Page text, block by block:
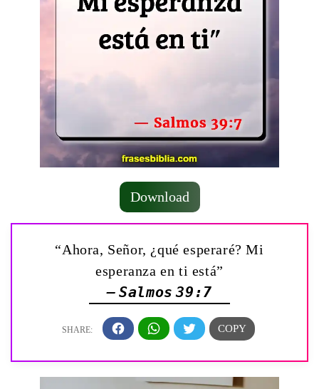
Download
“Ahora, Señor, ¿qué esperaré? Mi
esperanza en ti está”
— Salmos 39:7